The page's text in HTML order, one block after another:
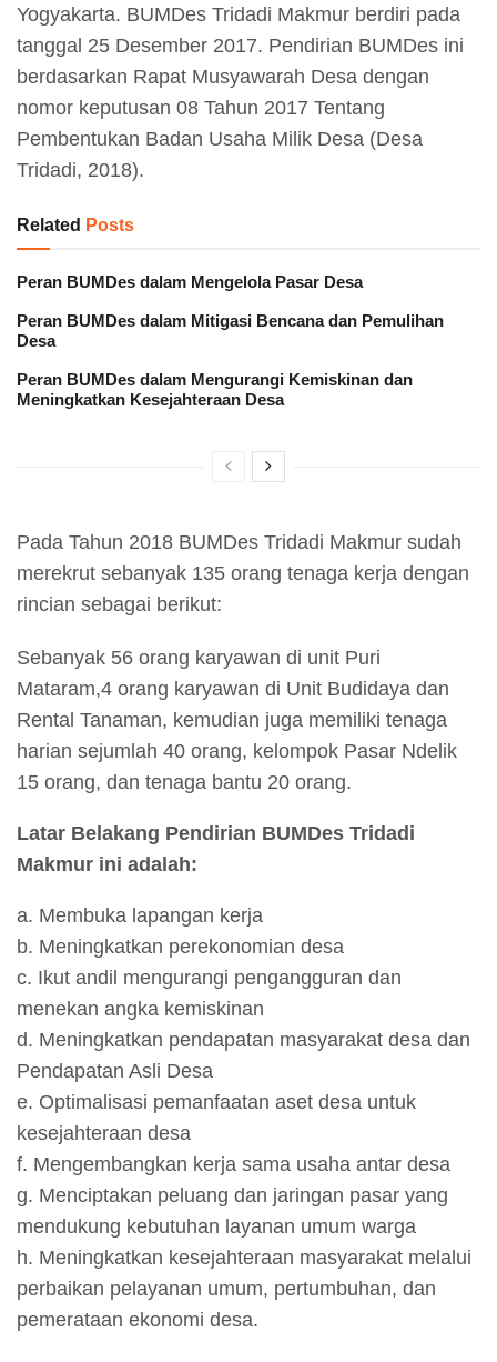
Yogyakarta. BUMDes Tridadi Makmur berdiri pada
tanggal 25 Desember 2017. Pendirian BUMDes ini
berdasarkan Rapat Musyawarah Desa dengan
nomor keputusan 08 Tahun 2017 Tentang
Pembentukan Badan Usaha Milik Desa (Desa
Tridadi, 2018).
Related Posts
Peran BUMDes dalam Mengelola Pasar Desa
Peran BUMDes dalam Mitigasi Bencana dan Pemulihan
Desa
Peran BUMDes dalam Mengurangi Kemiskinan dan
Meningkatkan Kesejahteraan Desa
Pada Tahun 2018 BUMDes Tridadi Makmur sudah
merekrut sebanyak 135 orang tenaga kerja dengan
rincian sebagai berikut:
Sebanyak 56 orang karyawan di unit Puri
Mataram,4 orang karyawan di Unit Budidaya dan
Rental Tanaman, kemudian juga memiliki tenaga
harian sejumlah 40 orang, kelompok Pasar Ndelik
15 orang, dan tenaga bantu 20 orang.
Latar Belakang Pendirian BUMDes Tridadi
Makmur ini adalah:
a. Membuka lapangan kerja
b. Meningkatkan perekonomian desa
c. Ikut andil mengurangi pengangguran dan
menekan angka kemiskinan
d. Meningkatkan pendapatan masyarakat desa dan
Pendapatan Asli Desa
e. Optimalisasi pemanfaatan aset desa untuk
kesejahteraan desa
f. Mengembangkan kerja sama usaha antar desa
g. Menciptakan peluang dan jaringan pasar yang
mendukung kebutuhan layanan umum warga
h. Meningkatkan kesejahteraan masyarakat melalui
perbaikan pelayanan umum, pertumbuhan, dan
pemerataan ekonomi desa.